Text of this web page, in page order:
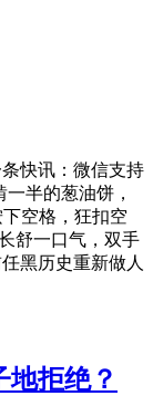
快讯：微信支持
半的葱油饼，
空格，狂扣空
舒一口气，双手
黑历史重新做人
拒绝？